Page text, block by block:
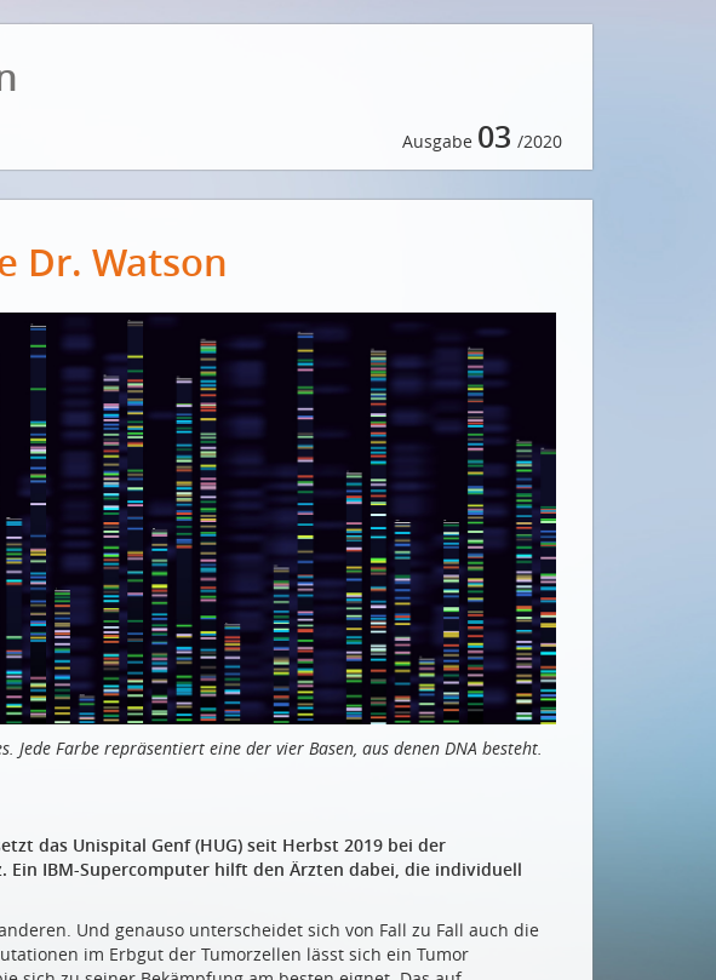
Ausgabe 03 /2020
Dr. Watson
Jede Farbe repräsentiert eine der vier Basen, aus denen DNA besteht.
das Unispital Genf (HUG) seit Herbst 2019 bei der
Ein IBM-Supercomputer hilft den Ärzten dabei, die individuell
Und genauso unterscheidet sich von Fall zu Fall auch die
im Erbgut der Tumorzellen lässt sich ein Tumor